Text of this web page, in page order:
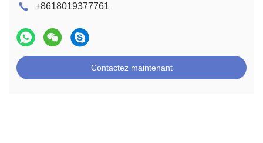
+8618019377761
Contactez maintenant